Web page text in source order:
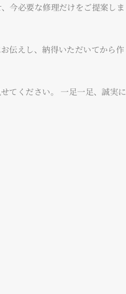
今必要な修理だけをご提案しま
伝えし、納得いただいてから作
てください。 一足一足、誠実に